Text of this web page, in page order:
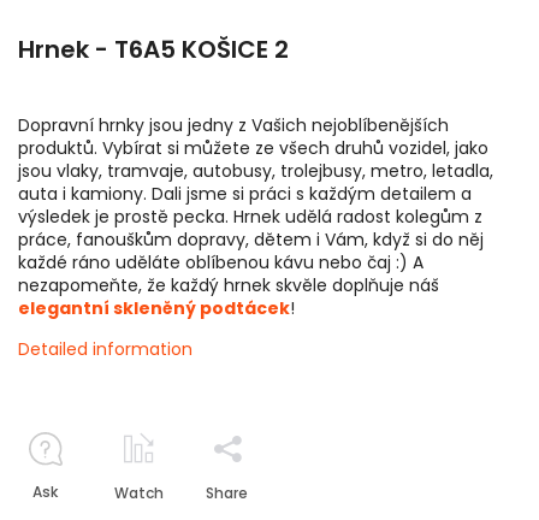
Hrnek - T6A5 KOŠICE 2
Dopravní hrnky jsou jedny z Vašich nejoblíbenějších
produktů. Vybírat si můžete ze všech druhů vozidel, jako
jsou vlaky, tramvaje, autobusy, trolejbusy, metro, letadla,
auta i kamiony. Dali jsme si práci s každým detailem a
výsledek je prostě pecka. Hrnek udělá radost kolegům z
práce, fanouškům dopravy, dětem i Vám, když si do něj
každé ráno uděláte oblíbenou kávu nebo čaj :) A
nezapomeňte, že každý hrnek skvěle doplňuje náš
elegantní skleněný podtácek!
Detailed information
Ask Watch Share